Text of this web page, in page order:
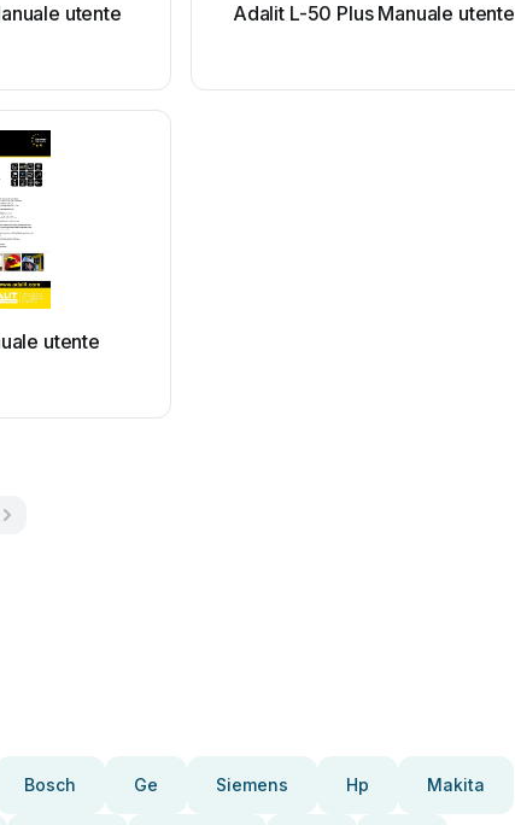
utente Adalit L-50 Plus Manuale utente
utente
Bosch Ge Siemens Hp Makita